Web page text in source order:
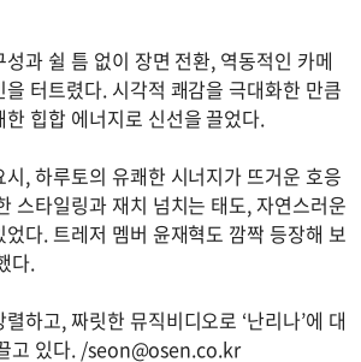
과 쉴 틈 없이 장면 전환, 역동적인 카메
터트렸다. 시각적 쾌감을 극대화한 만큼
힙합 에너지로 신선을 끌었다.
, 하루토의 유쾌한 시너지가 뜨거운 호응
스타일링과 재치 넘치는 태도, 자연스러운
다. 트레저 멤버 윤재혁도 깜짝 등장해 보
다.
하고, 짜릿한 뮤직비디오로 ‘난리나’에 대
고 있다. /seon@osen.co.kr